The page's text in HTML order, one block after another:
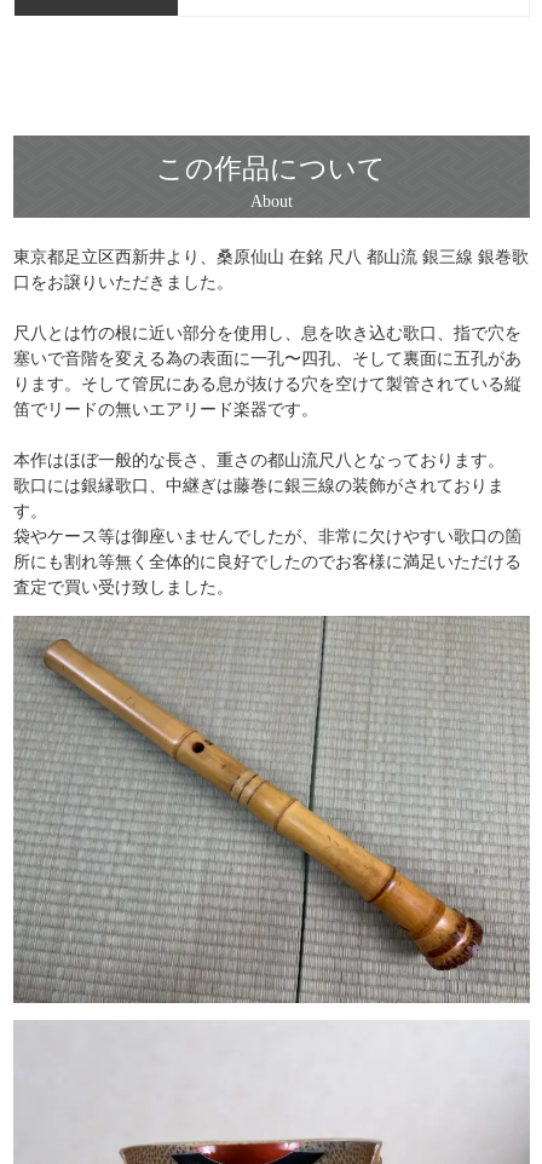
この作品について
東京都足立区西新井より、桑原仙山 在銘 尺八 都山流 銀三線 銀巻歌
口をお譲りいただきました。
尺八とは竹の根に近い部分を使用し、息を吹き込む歌口、指で穴を
塞いで音階を変える為の表面に一孔〜四孔、そして裏面に五孔があ
ります。そして管尻にある息が抜ける穴を空けて製管されている縦
笛でリードの無いエアリード楽器です。
本作はほぼ一般的な長さ、重さの都山流尺八となっております。
歌口には銀縁歌口、中継ぎは藤巻に銀三線の装飾がされておりま
す。
袋やケース等は御座いませんでしたが、非常に欠けやすい歌口の箇
所にも割れ等無く全体的に良好でしたのでお客様に満足いただける
査定で買い受け致しました。